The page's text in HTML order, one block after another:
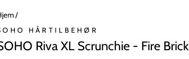
/
HÅRTILBEHØR
Riva XL Scrunchie - Fire Brick